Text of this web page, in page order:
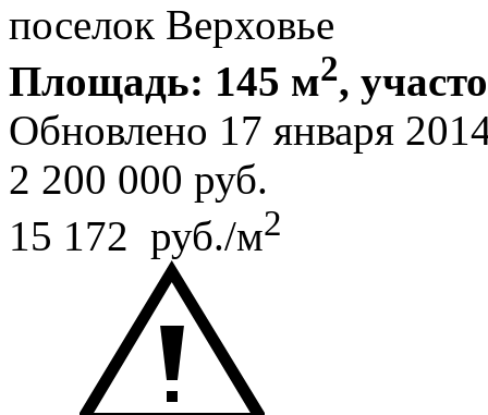
поселок Верховье
Площадь: 145 м2,
Обновлено 17 января
2 200 000 руб.
15 172 руб./м2